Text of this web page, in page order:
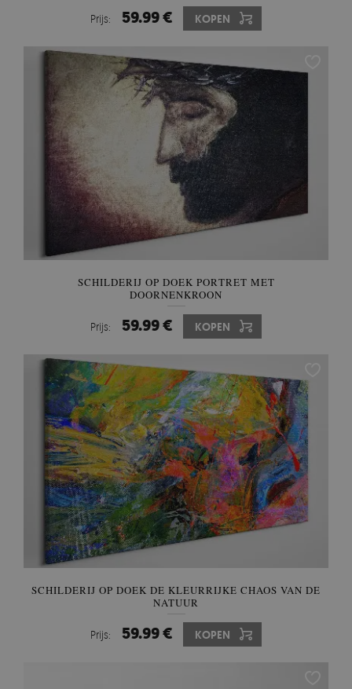
Prijs: 59.99 € KOPEN
SCHILDERIJ OP DOEK PORTRET MET
DOORNENKROON
Prijs: 59.99 € KOPEN
SCHILDERIJ OP DOEK DE KLEURRIJKE CHAOS VAN DE
NATUUR
Prijs: 59.99 € KOPEN